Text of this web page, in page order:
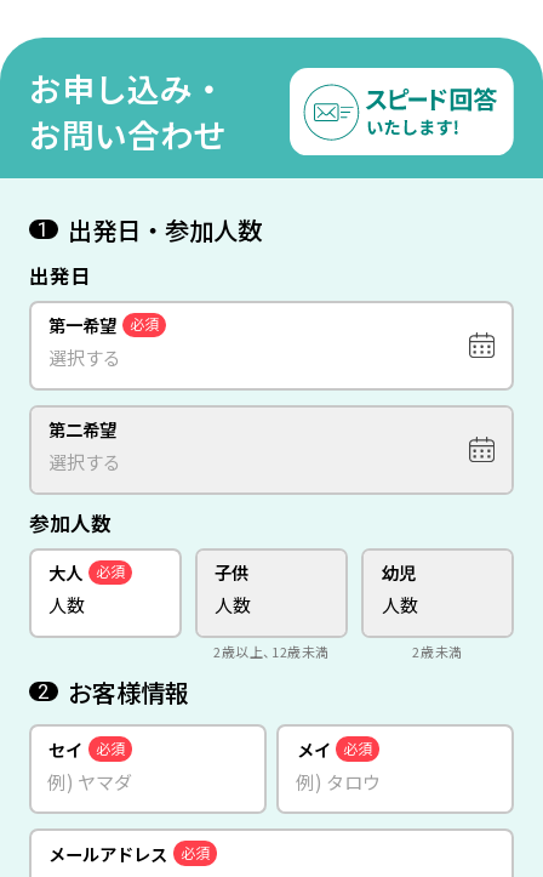
お申し込み・
お問い合わせ
1 出発日・参加人数
出発日
第一希望 必須
第二希望
参加人数
大人 必須 子供
2歳以上、12歳未満
幼児
2歳未満
2 お客様情報
セイ 必須 メイ 必須
メールアドレス 必須